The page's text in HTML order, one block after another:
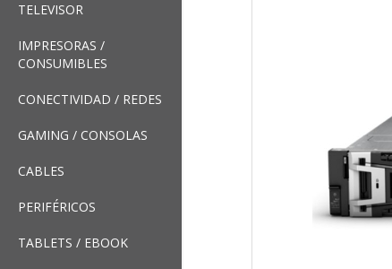
TELEVISOR
IMPRESORAS /
CONSUMIBLES
CONECTIVIDAD / REDES
GAMING / CONSOLAS
CABLES
PERIFÉRICOS
TABLETS / EBOOK